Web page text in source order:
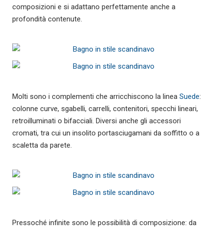
composizioni e si adattano perfettamente anche a
profondità contenute.
Molti sono i complementi che arricchiscono la linea Suede:
colonne curve, sgabelli, carrelli, contenitori, specchi lineari,
retroilluminati o bifacciali. Diversi anche gli accessori
cromati, tra cui un insolito portasciugamani da soffitto o a
scaletta da parete.
Pressoché infinite sono le possibilità di composizione: da